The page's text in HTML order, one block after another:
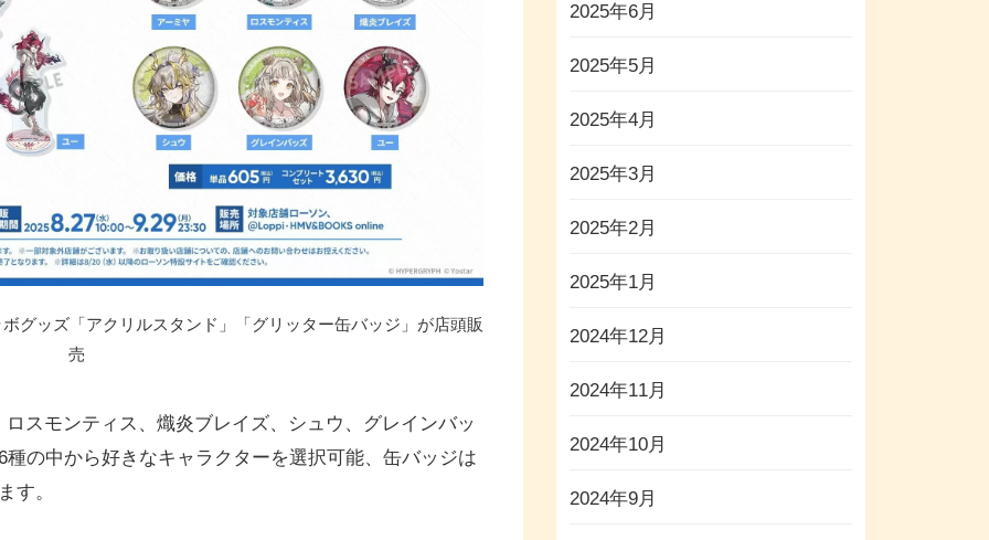
グッズ「アクリルスタンド」「グリッター缶バッジ」が店頭販
売
スモンティス、熾炎ブレイズ、シュウ、グレインバッ
の中から好きなキャラクターを選択可能、缶バッジは
す。
2025年6月
2025年5月
2025年4月
2025年3月
2025年2月
2025年1月
2024年12月
2024年11月
2024年10月
2024年9月